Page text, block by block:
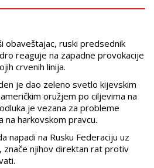
obaveštajac, ruski predsednik
reaguje na zapadne provokacije
crvenih linija.
je dao zeleno svetlo kijevskim
oružjem po ciljevima na
je vezana za probleme
na harkovskom pravcu.
napadi na Rusku Federaciju uz
znače njihov direktan rat protiv